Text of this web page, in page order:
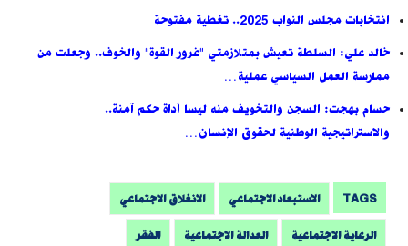
انتخابات مجلس النواب 2025.. تغطية مفتوحة
خالد علي: السلطة تعيش بمتلازمتي "غرور القوة" والخوف.. وجعلت من
ممارسة العمل السياسي عملية…
حسام بهجت: السجن والتخويف منه ليسا أداة حكم آمنة..
والاستراتيجية الوطنية لحقوق الإنسان…
TAGS الاستبعاد الاجتماعي الانغلاق الاجتماعي
الرعاية الاجتماعية العدالة الاجتماعية الفقر